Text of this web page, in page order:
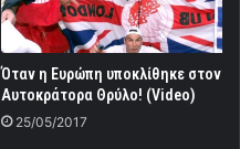
Όταν η Ευρώπη υποκλίθηκε στoν
Αυτοκράτορα Θρύλο! (Video)
25/05/2017